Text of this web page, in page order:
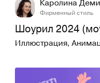
Каролина
Фирменный стиль
Шоурил 2024
Иллюстрация,